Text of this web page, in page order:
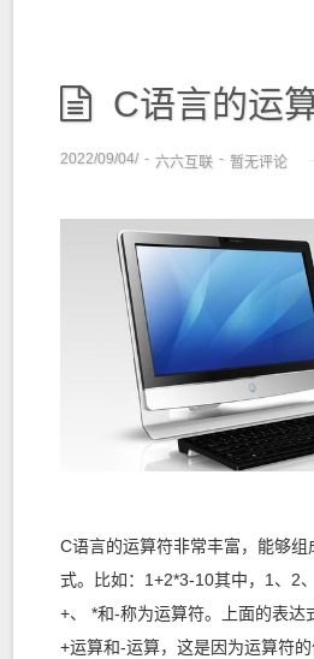
C语言的运算符非常丰富，能
2022/09/04/ - 六六互联 - 暂无评论
C语言的运算符非常丰富，能够
式。比如：1+2*3-10其中，1、2
+、 *和-称为运算符。上面的表达
+运算和-运算，这是因为运算符